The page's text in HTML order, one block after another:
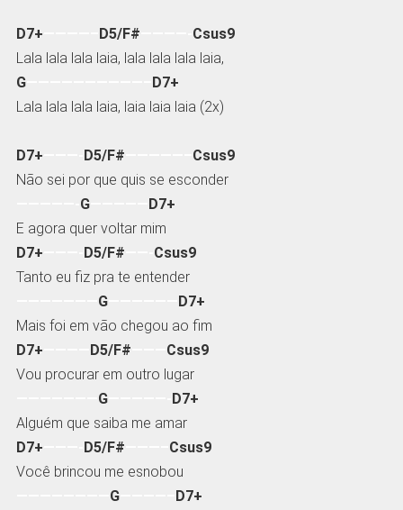
D7+ D5/F#
Csus9
Lala lala lala laia, lala lala lala laia,
G——————————– D7+
Lala lala lala laia, laia laia laia (2x)
D7+ D5/F#
Csus9
Não sei por que quis se esconder
G————— D7+
E agora quer voltar mim
D7+
D5/F#
Csus9
Tanto eu fiz pra te entender
G—————— D7+
Mais foi em vão chegou ao fim
D7+
D5/F#
Csus9
Vou procurar em outro lugar
G—————- D7+
Alguém que saiba me amar
D7+
D5/F#
Csus9
Você brincou me esnobou
G————– D7+